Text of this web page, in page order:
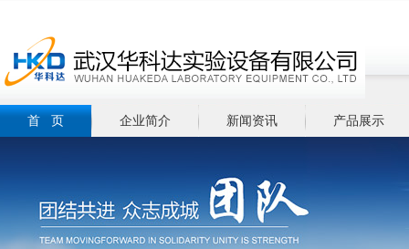
首 页 企业简介 新闻资讯 产品展示